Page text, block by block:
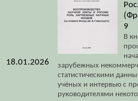
18.01.2026
9
В
зарубежных
статистическими
учёных и интервью с
руководителями